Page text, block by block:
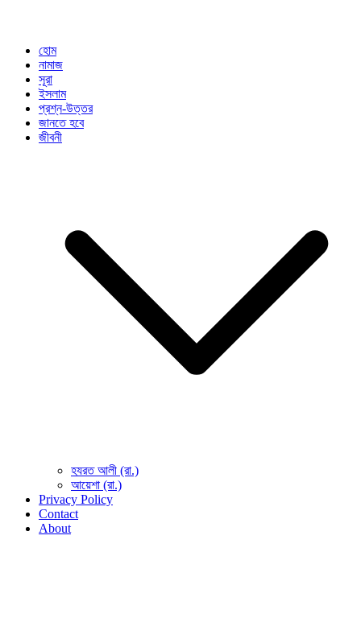
হোম
নামাজ
সূরা
ইসলাম
প্রশ্ন-উত্তর
জানতে হবে
জীবনী
হযরত আলী (রা.)
আয়েশা (রা.)
Privacy Policy
Contact
About